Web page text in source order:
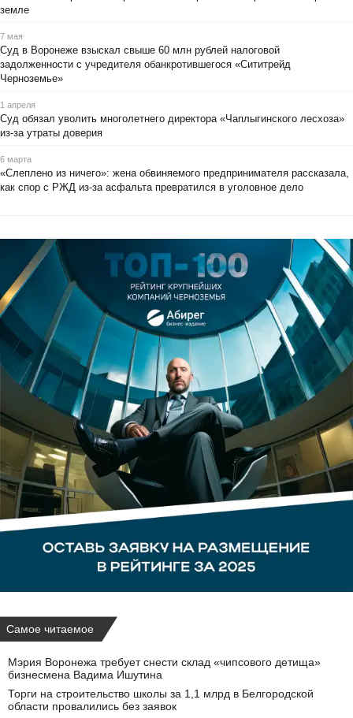
земле
7 мая
Суд в Воронеже взыскал свыше 60 млн рублей налоговой
задолженности с учредителя обанкротившегося «Сититрейд
Черноземье»
1 апреля
Суд обязал уволить многолетнего директора «Чаплыгинского лесхоза»
из-за утраты доверия
6 марта
«Слеплено из ничего»: жена обвиняемого предпринимателя рассказала,
как спор с РЖД из-за асфальта превратился в уголовное дело
Самое читаемое
Мэрия Воронежа требует снести склад «чипсового детища»
бизнесмена Вадима Ишутина
Торги на строительство школы за 1,1 млрд в Белгородской
области провалились без заявок